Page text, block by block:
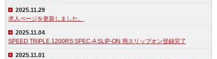
2025.11.29
求人ページを更新しました。
2025.11.04
SPEED TRIPLE 1200RS SPEC-A SLIP-ON 用スリップオン登録完了
2025.11.01